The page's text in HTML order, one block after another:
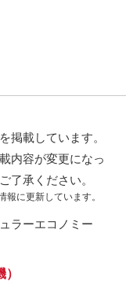
掲載しています。
内容が変更になっ
了承ください。
に更新しています。
ラーエコノミー